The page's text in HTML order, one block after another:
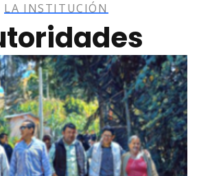
LA INSTITUCIÓN